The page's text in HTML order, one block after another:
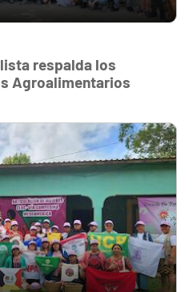
respalda los
Agroalimentarios